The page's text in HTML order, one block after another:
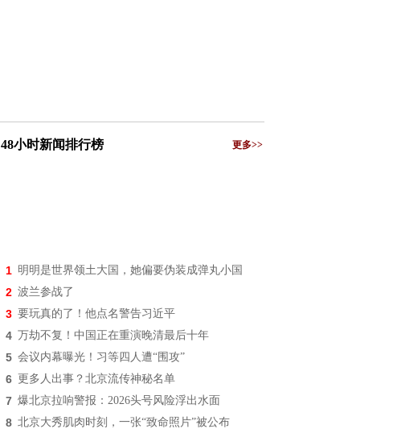
48小时新闻排行榜 更多>>
1 明明是世界领土大国，她偏要伪装成弹丸小国
2 波兰参战了
3 要玩真的了！他点名警告习近平
4 万劫不复！中国正在重演晚清最后十年
5 会议内幕曝光！习等四人遭“围攻”
6 更多人出事？北京流传神秘名单
7 爆北京拉响警报：2026头号风险浮出水面
8 北京大秀肌肉时刻，一张“致命照片”被公布